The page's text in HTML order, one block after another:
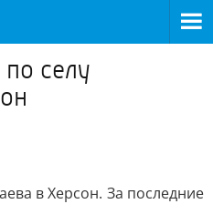
селу
в Херсон. За последние